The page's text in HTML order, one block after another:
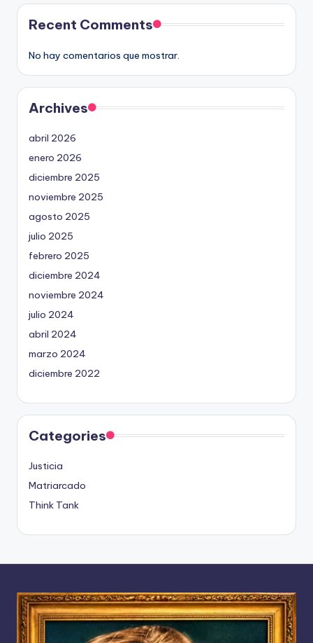
Recent Comments
No hay comentarios que mostrar.
Archives
abril 2026
enero 2026
diciembre 2025
noviembre 2025
agosto 2025
julio 2025
febrero 2025
diciembre 2024
noviembre 2024
julio 2024
abril 2024
marzo 2024
diciembre 2022
Categories
Justicia
Matriarcado
Think Tank